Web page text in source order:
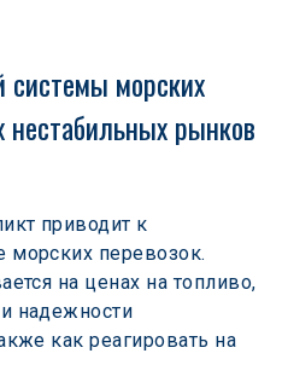
системы морских
нестабильных рынков
приводит к
морских перевозок.
на ценах на топливо,
надежности
как реагировать на